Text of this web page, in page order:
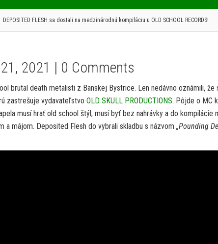
DEPOSITED FLESH sa dostali na medzinárodnú kompiláciu u OLD SCHOOL RECORDS!
2021 | 0 Comments
brutal death metalisti z Banskej Bystrice. Len nedávno oznámili, že
zastrešuje vydavateľstvo OLD SKULL PRODUCTIONS. Pôjde o MC
musí hrať old school štýl, musí byť bez nahrávky a do kompilácie
a májom. Deposited Flesh do vybrali skladbu s názvom „Pounding